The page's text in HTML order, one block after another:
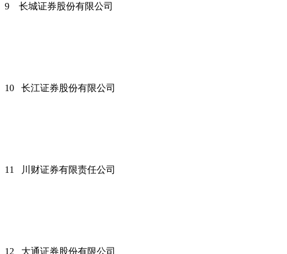
9 长城证券股份有限公司
10 长江证券股份有限公司
11 川财证券有限责任公司
12 大通证券股份有限公司